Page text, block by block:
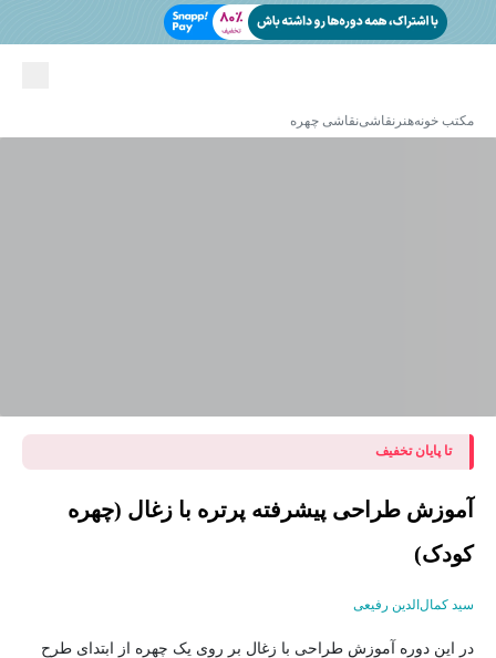
مکتب خونههنر نقاشینقاشی چهره
تا پایان تخفیف
آموزش طراحی پیشرفته پرتره با زغال (چهره
کودک)
سید کمال‌الدین رفیعی
در این دوره آموزش طراحی با زغال بر روی یک چهره از ابتدای طرح